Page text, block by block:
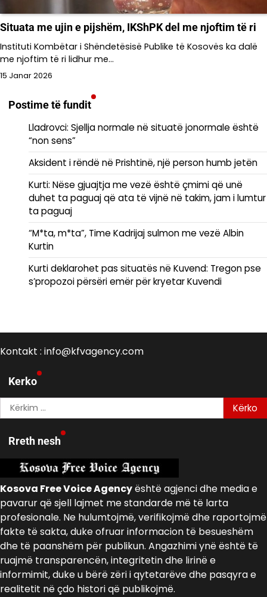
Situata me ujin e pijshëm, IKShPK del me njoftim të ri
Instituti Kombëtar i Shëndetësisë Publike të Kosovës ka dalë
me njoftim të ri lidhur me…
15 Janar 2026
Postime të fundit
Lladrovci: Sjellja normale në situatë jonormale është
“non sens”
Aksident i rëndë në Prishtinë, një person humb jetën
Kurti: Nëse gjuajtja me vezë është çmimi që unë
duhet ta paguaj që ata të vijnë në takim, jam i lumtur
ta paguaj
“M*ta, m*ta”, Time Kadrijaj sulmon me vezë Albin
Kurtin
Kurti deklarohet pas situatës në Kuvend: Tregon pse
s’propozoi përsëri emër për kryetar Kuvendi
Kontakt : info@kfvagency.com
Kerko
Kërko
për:
Rreth nesh
Kosova Free Voice Agencyështë agjenci dhe media e
pavarur që sjell lajmet me standarde më të larta
profesionale. Ne hulumtojmë, verifikojmë dhe raportojmë
fakte të sakta, duke ofruar informacion të besueshëm
dhe të paanshëm për publikun. Angazhimi ynë është të
ruajmë transparencën, integritetin dhe lirinë e
informimit, duke u bërë zëri i qytetarëve dhe pasqyra e
realitetit në çdo histori që publikojmë.